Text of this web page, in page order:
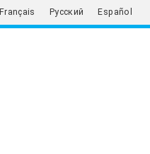
Français Русский Español